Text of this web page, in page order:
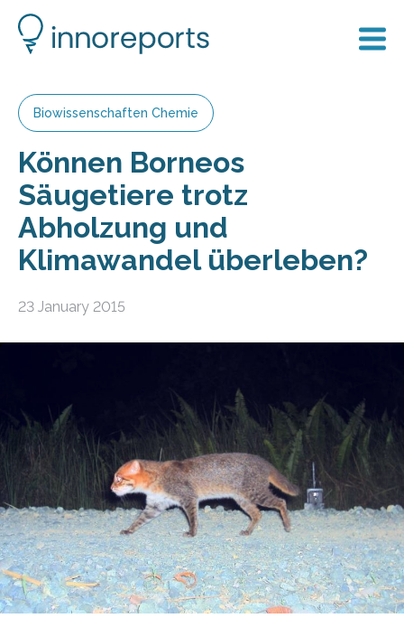
Biowissenschaften Chemie
Können Borneos
Säugetiere trotz
Abholzung und
Klimawandel überleben?
23 January 2015